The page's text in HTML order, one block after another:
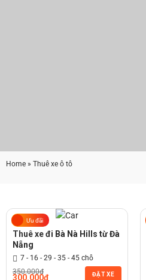
Home » Thuê xe ô tô
Ưu đãi
Thuê xe đi Bà Nà Hills từ Đà
Nẵng
7 - 16 - 29 - 35 - 45 chỗ
350.000đ
300.000đ ĐẶT XE